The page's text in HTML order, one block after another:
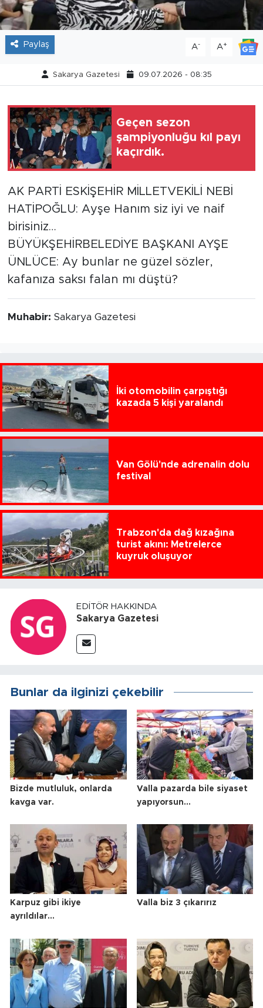
Paylaş A- A+
Sakarya Gazetesi 09.07.2026 - 08:35
Geçen sezon
şampiyonluğu kıl payı
kaçırdık.
AK PARTİ ESKİŞEHİR MİLLETVEKİLİ NEBİ
HATİPOĞLU: Ayşe Hanım siz iyi ve naif
birisiniz…
BÜYÜKŞEHİRBELEDİYE BAŞKANI AYŞE
ÜNLÜCE: Ay bunlar ne güzel sözler,
kafanıza saksı falan mı düştü?
Muhabir: Sakarya Gazetesi
İki otomobilin çarpıştığı
kazada 5 kişi yaralandı
Van Gölü'nde adrenalin dolu
festival
Trabzon'da dağ kızağına
turist akını: Metrelerce
kuyruk oluşuyor
EDITÖR HAKKINDA
Sakarya Gazetesi
Bunlar da ilginizi çekebilir
Bizde mutluluk, onlarda
kavga var.
Valla pazarda bile siyaset
yapıyorsun…
Karpuz gibi ikiye
ayrıldılar…
Valla biz 3 çıkarırız
Tarihçe
Resmi İlanlar
Söyleşi
Foto Şaka
Teknoloji
Politika